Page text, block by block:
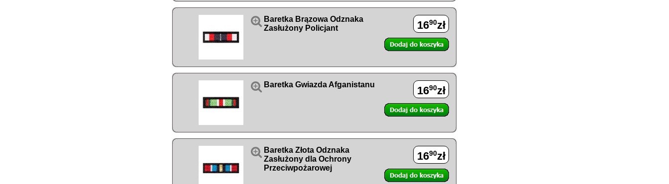
 Baretka Brązowa Odznaka
Zasłużony Policjant
1690zł
 Baretka Gwiazda Afganistanu 1690zł
 Baretka Złota Odznaka
Zasłużony dla Ochrony
Przeciwpożarowej
1690zł